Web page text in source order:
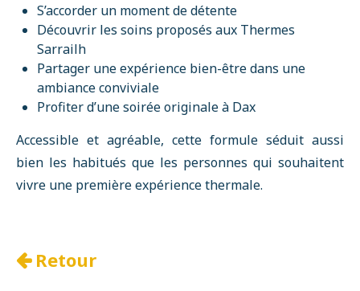
S’accorder un moment de détente
Découvrir les soins proposés aux Thermes
Sarrailh
Partager une expérience bien-être dans une
ambiance conviviale
Profiter d’une soirée originale à Dax
Accessible et agréable, cette formule séduit aussi
bien les habitués que les personnes qui souhaitent
vivre une première expérience thermale.
Retour